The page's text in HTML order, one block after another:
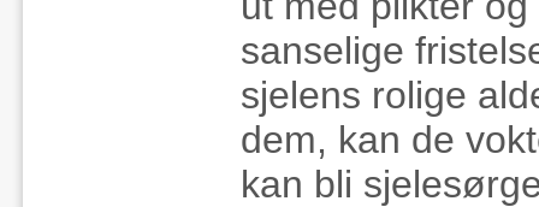
sanselige
sjelens rolige
dem, kan de
kan bli